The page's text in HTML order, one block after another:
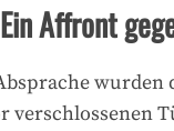
Affront
verschlossenen